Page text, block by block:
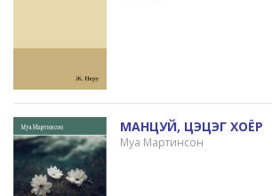
МАНЦУЙ, ЦЭЦЭГ ХОЁР
Муа Мартинсон